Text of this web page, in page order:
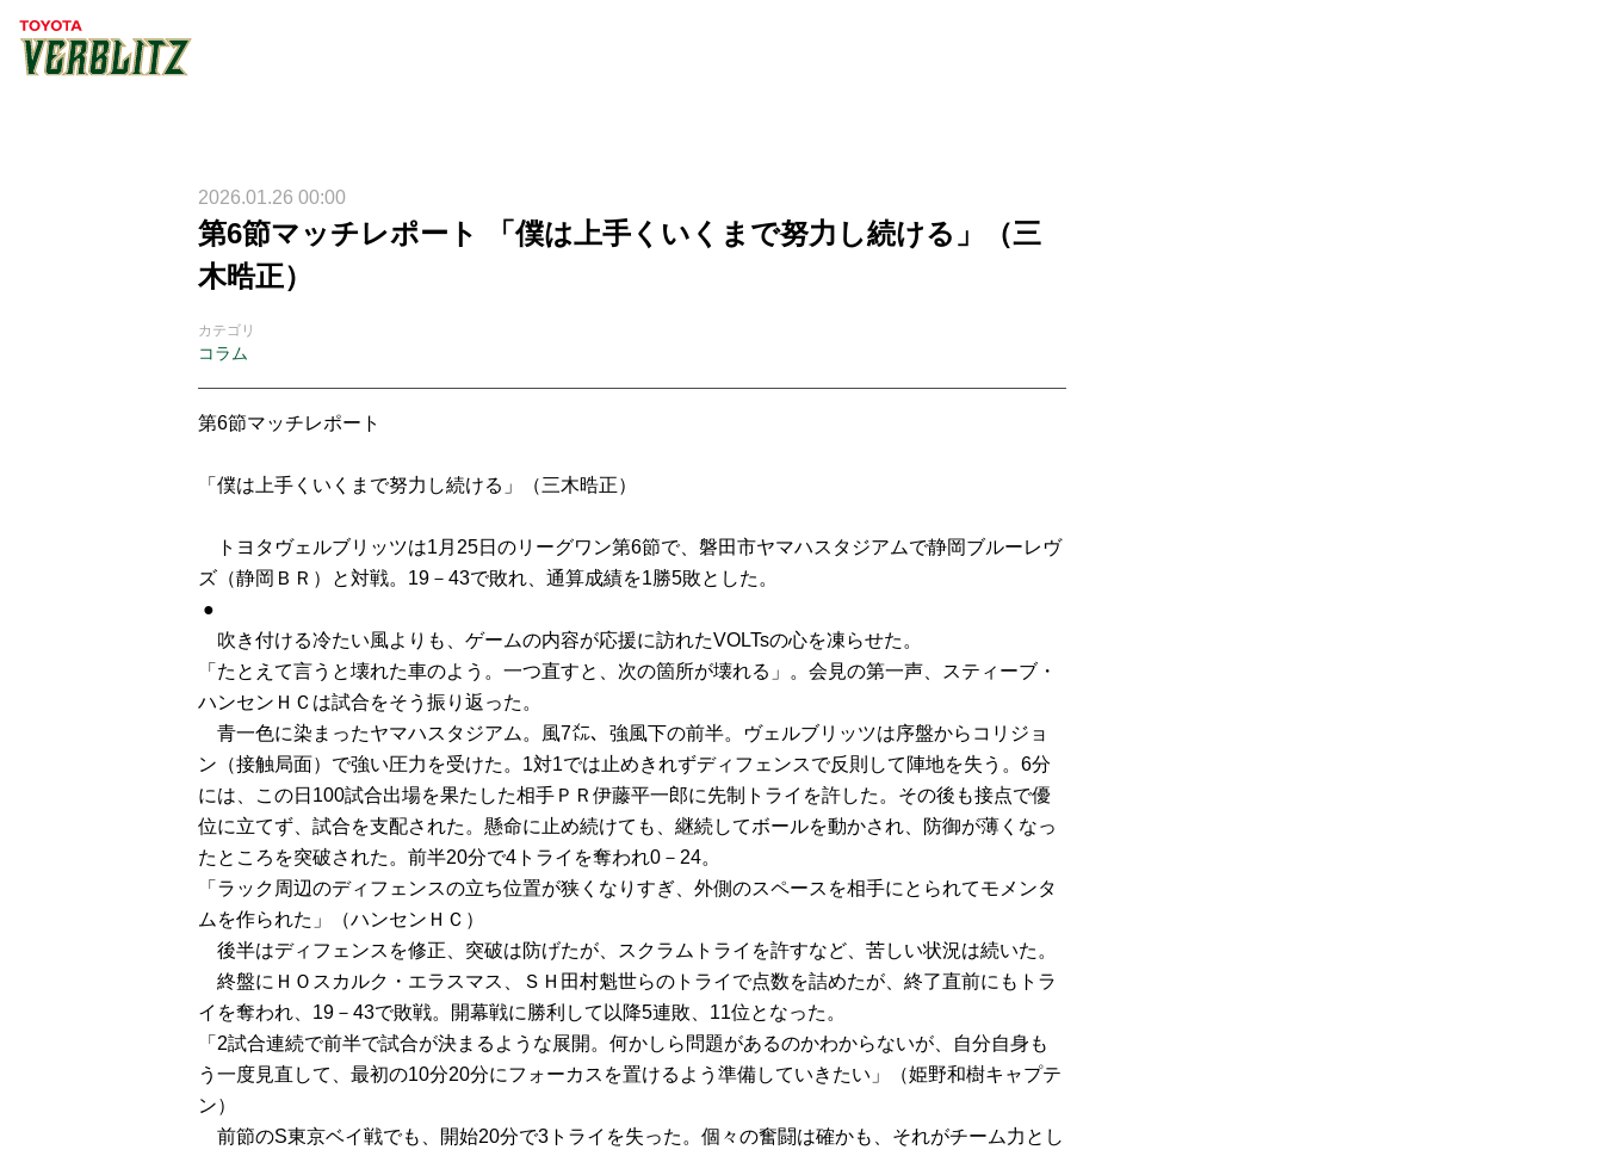
2026.01.26 00:00
第6節マッチレポート 「僕は上手くいくまで努力し続ける」（三
木晧正）
カテゴリ
コラム
第6節マッチレポート
「僕は上手くいくまで努力し続ける」（三木晧正）
トヨタヴェルブリッツは1月25日のリーグワン第6節で、磐田市ヤマハスタジアムで静岡ブルーレヴ
ズ（静岡ＢＲ）と対戦。19－43で敗れ、通算成績を1勝5敗とした。
●
吹き付ける冷たい風よりも、ゲームの内容が応援に訪れたVOLTsの心を凍らせた。
「たとえて言うと壊れた車のよう。一つ直すと、次の箇所が壊れる」。会見の第一声、スティーブ・
ハンセンＨＣは試合をそう振り返った。
青一色に染まったヤマハスタジアム。風7㍍、強風下の前半。ヴェルブリッツは序盤からコリジョ
ン（接触局面）で強い圧力を受けた。1対1では止めきれずディフェンスで反則して陣地を失う。6分
には、この日100試合出場を果たした相手ＰＲ伊藤平一郎に先制トライを許した。その後も接点で優
位に立てず、試合を支配された。懸命に止め続けても、継続してボールを動かされ、防御が薄くなっ
たところを突破された。前半20分で4トライを奪われ0－24。
「ラック周辺のディフェンスの立ち位置が狭くなりすぎ、外側のスペースを相手にとられてモメンタ
ムを作られた」（ハンセンＨＣ）
後半はディフェンスを修正、突破は防げたが、スクラムトライを許すなど、苦しい状況は続いた。
終盤にＨＯスカルク・エラスマス、ＳＨ田村魁世らのトライで点数を詰めたが、終了直前にもトラ
イを奪われ、19－43で敗戦。開幕戦に勝利して以降5連敗、11位となった。
「2試合連続で前半で試合が決まるような展開。何かしら問題があるのかわからないが、自分自身も
う一度見直して、最初の10分20分にフォーカスを置けるよう準備していきたい」（姫野和樹キャプテ
ン）
前節のS東京ベイ戦でも、開始20分で3トライを失った。個々の奮闘は確かも、それがチーム力とし